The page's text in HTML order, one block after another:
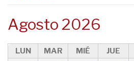
Agosto 2026
LUN MAR MIÉ JUE